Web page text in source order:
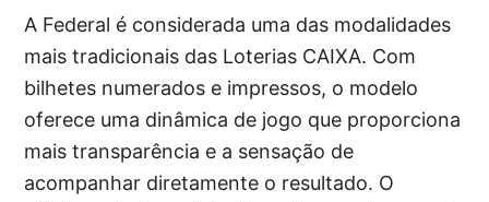
A Federal é considerada uma das modalidades
mais tradicionais das Loterias CAIXA. Com
bilhetes numerados e impressos, o modelo
oferece uma dinâmica de jogo que proporciona
mais transparência e a sensação de
acompanhar diretamente o resultado. O